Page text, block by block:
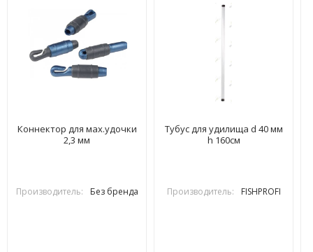
Коннектор для мах.удочки
2,3 мм
Производитель: Без бренда
Тубус для удилища d 40 мм
h 160см
Производитель: FISHPROFI